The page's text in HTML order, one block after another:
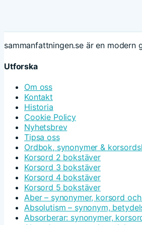
sammanfattningen.se är en
Utforska
Om oss
Kontakt
Historia
Cookie Policy
Nyhetsbrev
Tipsa oss
Ordbok, synonymer &
Korsord 2 bokstäver
Korsord 3 bokstäver
Korsord 4 bokstäver
Korsord 5 bokstäver
Aber – synonymer, korsord
Absolutism – synonym,
Absorberar: synonymer,